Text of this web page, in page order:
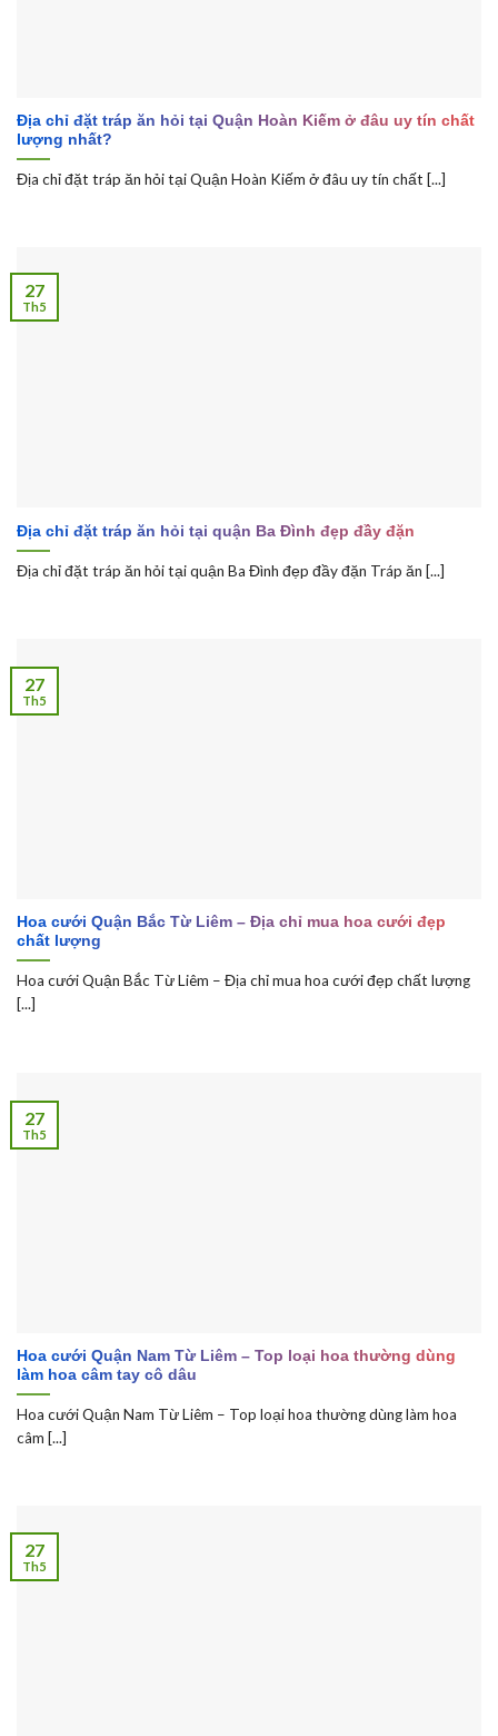
Địa chỉ đặt tráp ăn hỏi tại Quận Hoàn Kiếm ở đâu uy tín chất
lượng nhất?
Địa chỉ đặt tráp ăn hỏi tại Quận Hoàn Kiếm ở đâu uy tín chất [...]
Địa chỉ đặt tráp ăn hỏi tại quận Ba Đình đẹp đầy đặn
Địa chỉ đặt tráp ăn hỏi tại quận Ba Đình đẹp đầy đặn Tráp ăn [...]
27
Th5
Hoa cưới Quận Bắc Từ Liêm – Địa chỉ mua hoa cưới đẹp
chất lượng
Hoa cưới Quận Bắc Từ Liêm – Địa chỉ mua hoa cưới đẹp chất lượng
[...]
27
Th5
Hoa cưới Quận Nam Từ Liêm – Top loại hoa thường dùng
làm hoa câm tay cô dâu
Hoa cưới Quận Nam Từ Liêm – Top loại hoa thường dùng làm hoa
câm [...]
27
Th5
27
Th5